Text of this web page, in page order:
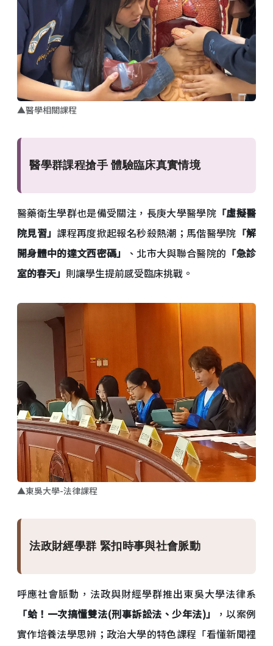
▲醫學相關課程
醫學群課程搶手 體驗臨床真實情境
醫藥衛生學群也是備受關注，長庚大學醫學院「虛擬醫
院見習」 課程再度掀起報名秒殺熱潮；馬偕醫學院 「解
開身體中的達文西密碼」
、北市大與聯合醫院的 「急診
室的春天」 則讓學生提前感受臨床挑戰。
▲東吳大學-法律課程
法政財經學群 緊扣時事與社會脈動
呼應社會脈動，法政與財經學群推出東吳大學法律系
「蛤！一次搞懂雙法(刑事訴訟法、少年法)」
，以案例
實作培養法學思辨；政治大學的特色課程「看懂新聞裡